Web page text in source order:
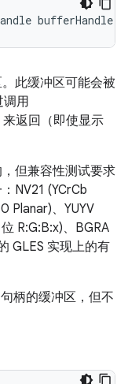
bufferHandle);
此缓冲区可能会被
调用
来返回（即使显示
但兼容性测试要求
NV21 (YCrCb
Planar)、YUYV
R:G:B:x)、BGRA
GLES 实现上的有
柄的缓冲区，但不